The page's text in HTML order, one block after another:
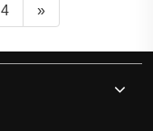
4 »